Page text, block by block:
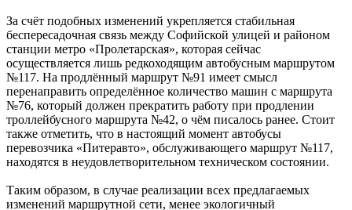
За счёт подобных изменений укрепляется стабильная
беспересадочная связь между Софийской улицей и районом
станции метро «Пролетарская», которая сейчас
осуществляется лишь редкоходящим автобусным маршрутом
№117. На продлённый маршрут №91 имеет смысл
перенаправить определённое количество машин с маршрута
№76, который должен прекратить работу при продлении
троллейбусного маршрута №42, о чём писалось ранее. Стоит
также отметить, что в настоящий момент автобусы
перевозчика «Питеравто», обслуживающего маршрут №117,
находятся в неудовлетворительном техническом состоянии.
Таким образом, в случае реализации всех предлагаемых
изменений маршрутной сети, менее экологичный